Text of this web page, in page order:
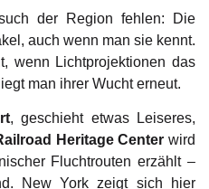
der Region fehlen: Die
auch wenn man sie kennt.
wenn Lichtprojektionen das
man ihrer Wucht erneut.
, geschieht etwas Leiseres,
Heritage Center wird
Fluchtrouten erzählt –
New York zeigt sich hier